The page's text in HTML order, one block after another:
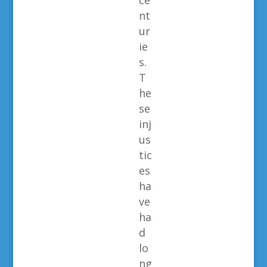
nt
ur
ie
s.
T
he
se
inj
us
tic
es
ha
ve
ha
d
lo
ng